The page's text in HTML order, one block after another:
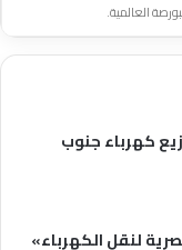
العالمية.
كهرباء جنوب
لنقل الكهرباء»